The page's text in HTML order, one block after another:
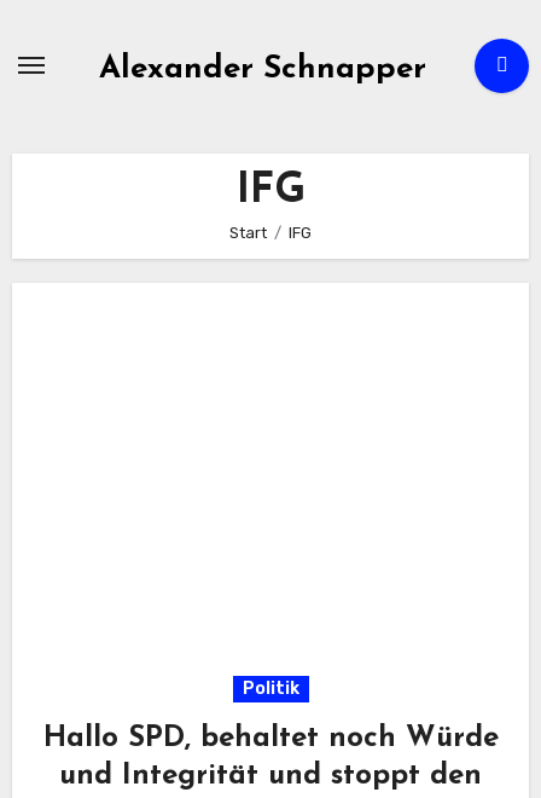
Alexander Schnapper
IFG
Start IFG
Politik
Hallo SPD, behaltet noch Würde
und Integrität und stoppt den